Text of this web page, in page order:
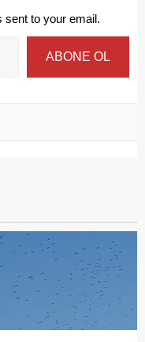
sent to your email.
ABONE OL